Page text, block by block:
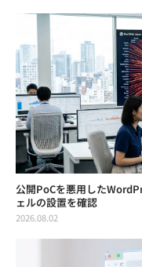
公開PoCを悪用した
ェルの設置を確認
2026.08.02